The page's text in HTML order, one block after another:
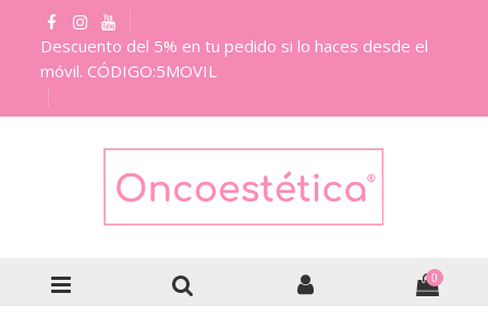
Descuento del 5% en tu pedido si lo haces desde el
móvil. CÓDIGO:5MOVIL
0